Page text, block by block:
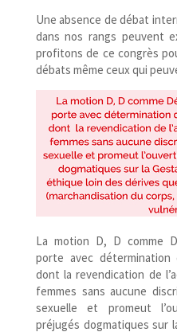
Une absence de débat
dans nos rangs peuvent
profitons de ce congrès
débats même ceux qui
La motion D, D comme
porte avec détermination
dont la revendication de
femmes sans aucune
sexuelle et promeut
préjugés dogmatiques sur